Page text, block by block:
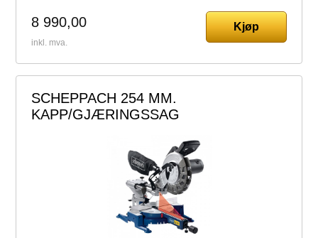
8 990,00
inkl. mva.
Kjøp
SCHEPPACH 254 MM.
KAPP/GJÆRINGSSAG